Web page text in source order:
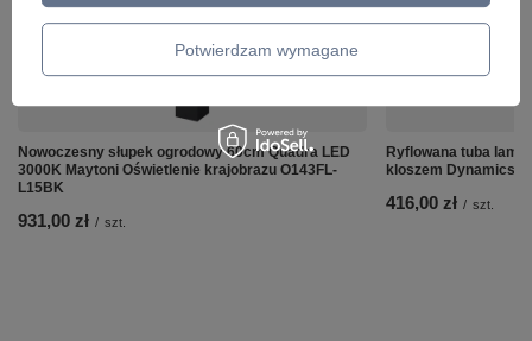
Nowoczesny słupek ogrodowy 60cm Quadra LED
3000K Maytoni Oświetlenie krajobrazu O143FL-
L15BK
931,00 zł / szt.
Ryflowana tuba
kloszem Dynamics
416,00 zł / szt.
Potwierdzam wymagane